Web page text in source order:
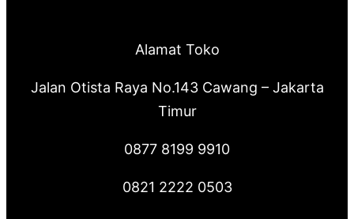
Alamat Toko
Jalan Otista Raya No.143 Cawang – Jakarta
Timur
0877 8199 9910
0821 2222 0503